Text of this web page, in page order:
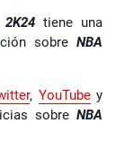
2K24 tiene una
sobre NBA
, YouTubey
sobre NBA